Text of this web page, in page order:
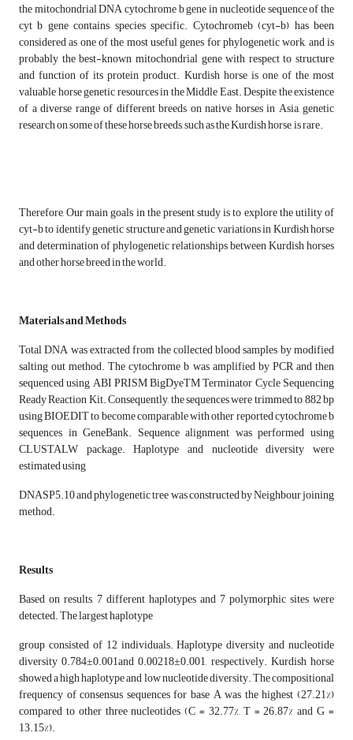
the mitochondrial DNA cytochrome b gene in nucleotide sequence of the
cyt b gene contains species specific. Cytochromeb (cyt-b) has been
considered as one of the most useful genes for phylogenetic work, and is
probably the best-known mitochondrial gene with respect to structure
and function of its protein product. Kurdish horse is one of the most
valuable horse genetic resources in the Middle East. Despite the existence
of a diverse range of different breeds on native horses in Asia, genetic
research on some of these horse breeds, such as the Kurdish horse, is rare.
Therefore, Our main goals in the present study is to explore the utility of
cyt-b to identify genetic structure and genetic variations in Kurdish horse
and determination of phylogenetic relationships between Kurdish horses
and other horse breed in the world.
Materials and Methods
Total DNA was extracted from the collected blood samples by modified
salting out method. The cytochrome b was amplified by PCR and then
sequenced using ABI PRISM BigDyeTM Terminator Cycle Sequencing
Ready Reaction Kit. Consequently, the sequences were trimmed to 882 bp
using BIOEDIT to become comparable with other reported cytochrome b
sequences in GeneBank. Sequence alignment was performed using
CLUSTALW package. Haplotype and nucleotide diversity were
estimated using
DNASP5.10 and phylogenetic tree was constructed by Neighbour joining
method.
Results
Based on results, 7 different haplotypes and 7 polymorphic sites were
detected. The largest haplotype
group consisted of 12 individuals. Haplotype diversity and nucleotide
diversity 0.784±0.001and 0.00218±0.001, respectively. Kurdish horse
showed a high haplotype and low nucleotide diversity. The compositional
frequency of consensus sequences for base A was the highest (27.21%)
compared to other three nucleotides (C = 32.77%, T = 26.87% and G =
13.15%).